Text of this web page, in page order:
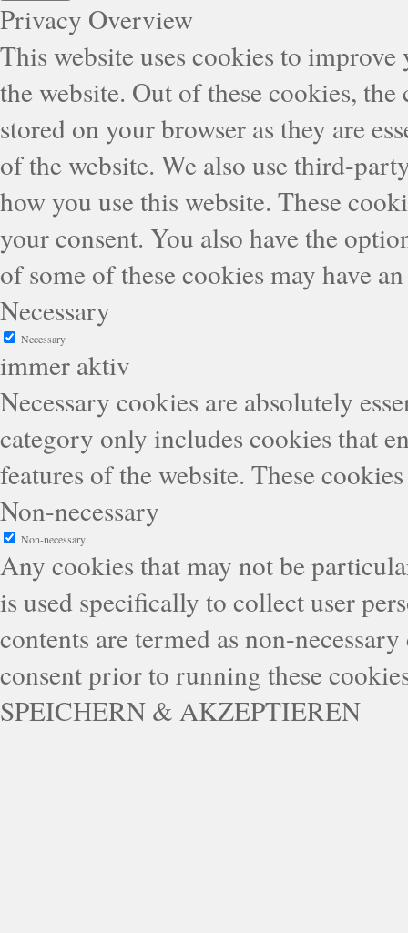
Privacy Overview
This website uses cookies to
the website. Out of these cookies,
stored on your browser as they are
of the website. We also use third-
how you use this website. These
your consent. You also have the
of some of these cookies may have
Necessary
Necessary
immer aktiv
Necessary cookies are absolutely
category only includes cookies that
features of the website. These
Non-necessary
Non-necessary
Any cookies that may not be
is used specifically to collect user
contents are termed as non-
consent prior to running these
SPEICHERN & AKZEPTIEREN